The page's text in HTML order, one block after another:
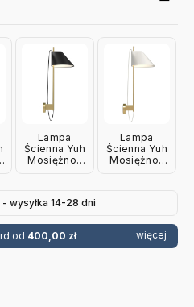
Lampa
Ścienna Yuh
Mosiężno-
Lampa
Ścienna Yuh
Mosiężno-
wysyłka 14-28 dni
od 400,00 zł więcej